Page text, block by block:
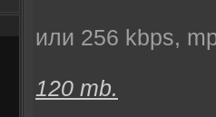
или 256 kbps,
120 mb.